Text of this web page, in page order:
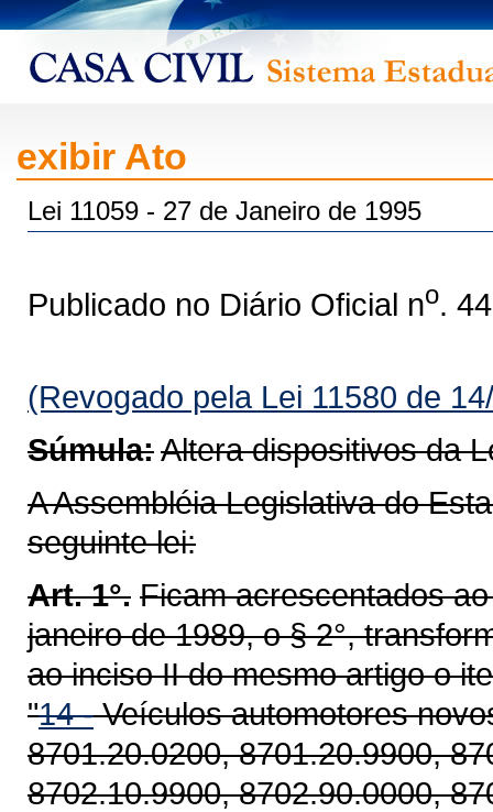
exibir Ato
Lei 11059 - 27 de Janeiro de 1995
Publicado no Diário Oficial no.
(Revogado pela Lei 11580 de
Súmula:Altera dispositivos da
A Assembléia Legislativa do
seguinte lei:
Art. 1°. Ficam acrescentados
janeiro de 1989, o § 2°,
ao inciso II do mesmo artigo o
"14 -Veículos automotores
8701.20.0200, 8701.20.9900,
8702.10.9900, 8702.90.0000,